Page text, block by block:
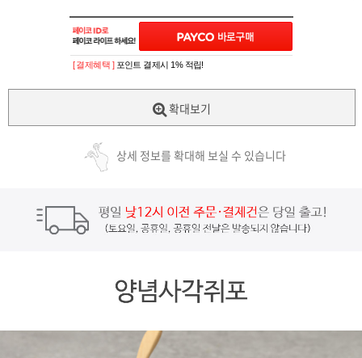
[ 결제혜택 ] 포인트 결제시 1% 적립!
확대보기
상세 정보를 확대해 보실 수 있습니다